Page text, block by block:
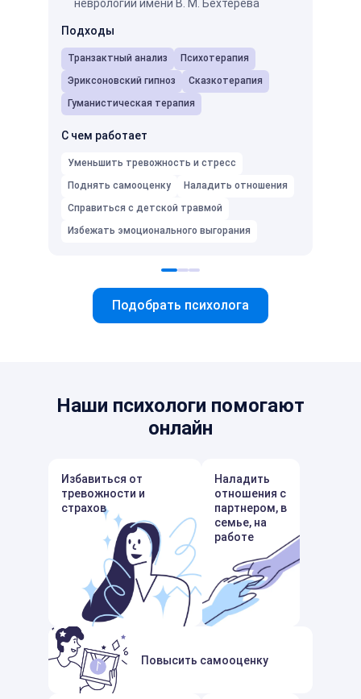
неврологии имени В. М. Бехтерева
Подходы
Транзактный анализ
Психотерапия
Эриксоновский гипноз
Сказкотерапия
Гуманистическая терапия
С чем работает
Уменьшить тревожность и стресс
Поднять самооценку
Наладить отношения
Справиться с детской травмой
Избежать эмоционального выгорания
Подобрать психолога
Наши психологи помогают
онлайн
Избавиться от
тревожности и
страхов
Наладить
отношения с
партнером, в
семье, на
работе
Повысить самооценку